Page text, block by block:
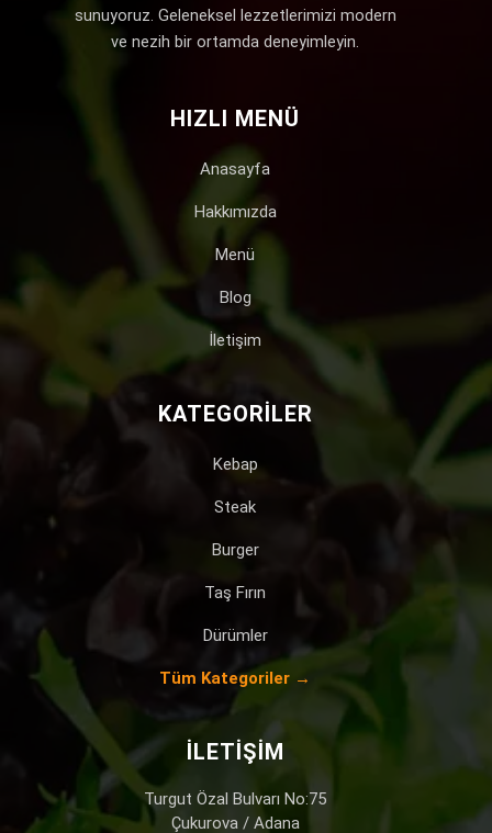
sunuyoruz. Geleneksel lezzetlerimizi modern
ve nezih bir ortamda deneyimleyin.
HIZLI MENÜ
Anasayfa
Hakkımızda
Menü
Blog
İletişim
KATEGORILER
Kebap
Steak
Burger
Taş Fırın
Dürümler
Tüm Kategoriler →
İLETIŞIM
Turgut Özal Bulvarı No:75
Çukurova / Adana